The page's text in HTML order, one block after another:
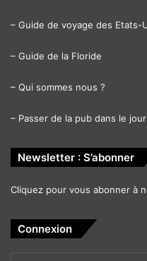
– Guide de voyage des Etats-
– Guide de la Floride
– Qui sommes nous ?
– Passer de la pub dans le
Newsletter : S’abonner
Cliquez pour vous abonner à
Connexion